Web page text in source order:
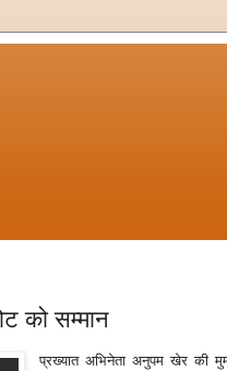
को सम्मान
प्रख्यात अभिनेता अनुपम खेर की